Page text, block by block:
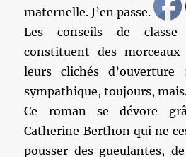
maternelle. J’en passe.
Les conseils de classe
constituent des morceaux
leurs clichés
sympathique, toujours,
Ce roman se dévore
Catherine Berthon qui ne
pousser des gueulantes,